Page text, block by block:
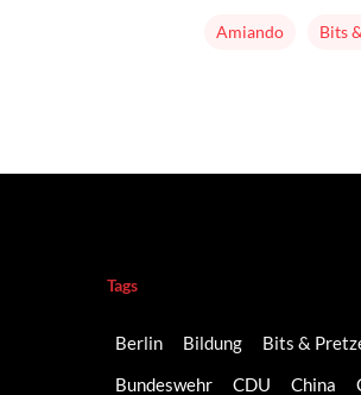
Amiando Bits
Tags
Berlin Bildung Bits &
Bundeswehr
CDU China